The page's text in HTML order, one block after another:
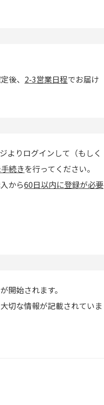
後、 2-3営業日程でお届け
よりログインして（もしく
続きを行ってください。
から60日以内に登録が必要
開始されます。
切な情報が記載されていま